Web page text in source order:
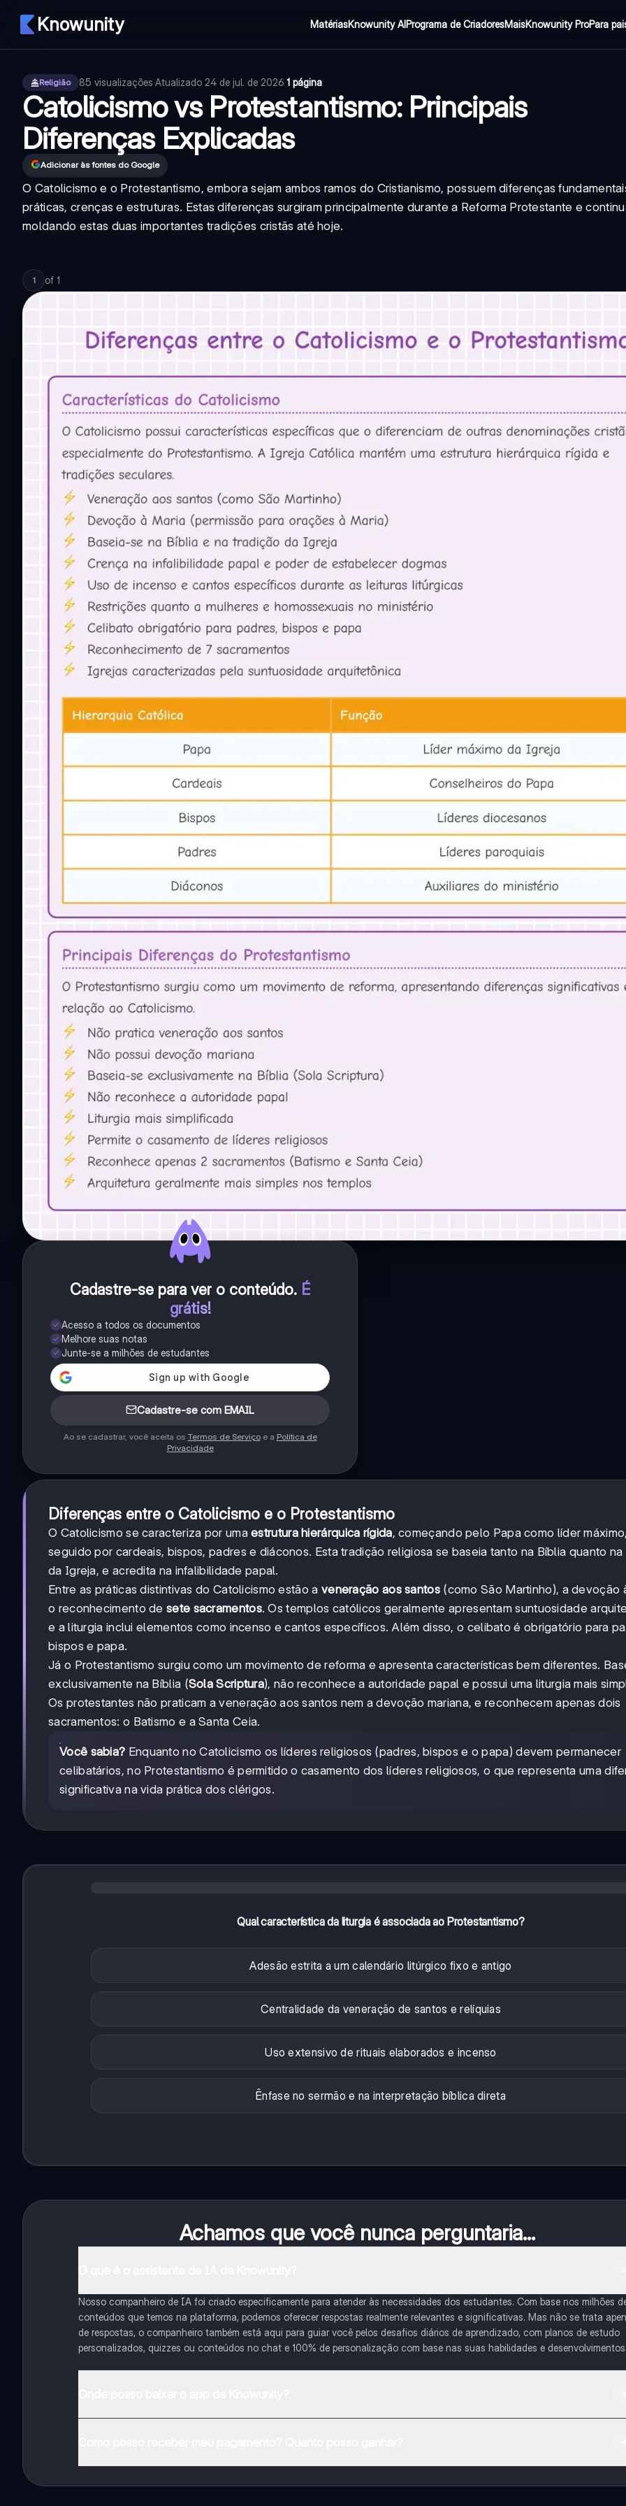
Knowunity MatériasKnowunity AIPrograma de CriadoresMaisKnowunity ProPara
Religião 85 visualizações·Atualizado 24 de jul. de 2026·1 página
Catolicismo vs Protestantismo: Principais
Diferenças Explicadas
Adicionar às fontes do Google
O Catolicismo e o Protestantismo, embora sejam ambos ramos do Cristianismo, possuem diferenças
práticas, crenças e estruturas. Estas diferenças surgiram principalmente durante a Reforma Protestante e
moldando estas duas importantes tradições cristãs até hoje.
1 of 1
Cadastre-se para ver o conteúdo. É
grátis!
Acesso a todos os documentos
Melhore suas notas
Junte-se a milhões de estudantes
Cadastre-se com EMAIL
Ao se cadastrar, você aceita os Termos de Serviçoe a Política de
Privacidade
Diferenças entre o Catolicismo e o Protestantismo
O Catolicismo se caracteriza por umaestrutura hierárquica rígida, começando pelo Papa como líder máximo,
seguido por cardeais, bispos, padres e diáconos. Esta tradição religiosa se baseia tanto na Bíblia quanto na
da Igreja, e acredita na infalibilidade papal.
Entre as práticas distintivas do Catolicismo estão a veneração aos santos(como São Martinho), a devoção
o reconhecimento desete sacramentos. Os templos católicos geralmente apresentam suntuosidade
e a liturgia inclui elementos como incenso e cantos específicos. Além disso, o celibato é obrigatório para
bispos e papa.
Já o Protestantismo surgiu como um movimento de reforma e apresenta características bem diferentes.
exclusivamente na Bíblia (Sola Scriptura), não reconhece a autoridade papal e possui uma liturgia mais
Os protestantes não praticam a veneração aos santos nem a devoção mariana, e reconhecem apenas dois
sacramentos: o Batismo e a Santa Ceia.
Você sabia? Enquanto no Catolicismo os líderes religiosos (padres, bispos e o papa) devem permanecer
celibatários, no Protestantismo é permitido o casamento dos líderes religiosos, o que representa uma
significativa na vida prática dos clérigos.
Qual característica da liturgia é associada ao Protestantismo?
Adesão estrita a um calendário litúrgico fixo e antigo
Centralidade da veneração de santos e relíquias
Uso extensivo de rituais elaborados e incenso
Ênfase no sermão e na interpretação bíblica direta
Achamos que você nunca perguntaria...
Nosso companheiro de IA foi criado especificamente para atender às necessidades dos estudantes. Com base nos milhões
conteúdos que temos na plataforma, podemos oferecer respostas realmente relevantes e significativas. Mas não se trata
de respostas, o companheiro também está aqui para guiar você pelos desafios diários de aprendizado, com planos de estudo
personalizados, quizzes ou conteúdos no chat e 100% de personalização com base nas suas habilidades e desenvolvimentos.
funcionalidades da aplicação, pode adquirir o Knowunity Pro.